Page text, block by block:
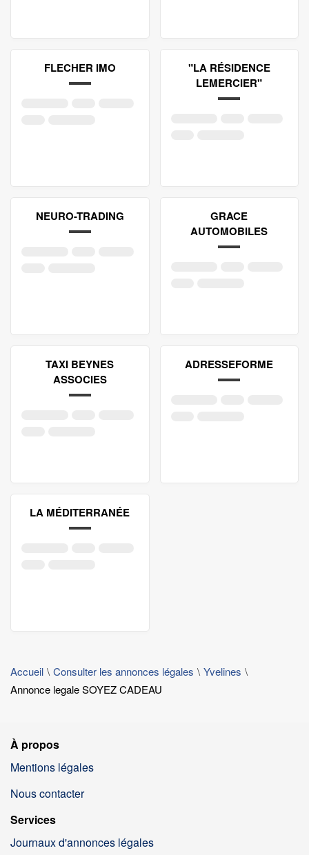
FLECHER IMO
"LA RÉSIDENCE
LEMERCIER"
NEURO-TRADING
GRACE
AUTOMOBILES
TAXI BEYNES
ASSOCIES
ADRESSEFORME
LA MÉDITERRANÉE
Accueil Consulter les annonces légales
Yvelines
Annonce legale SOYEZ CADEAU
À propos
Mentions légales
Nous contacter
Services
Journaux d'annonces légales